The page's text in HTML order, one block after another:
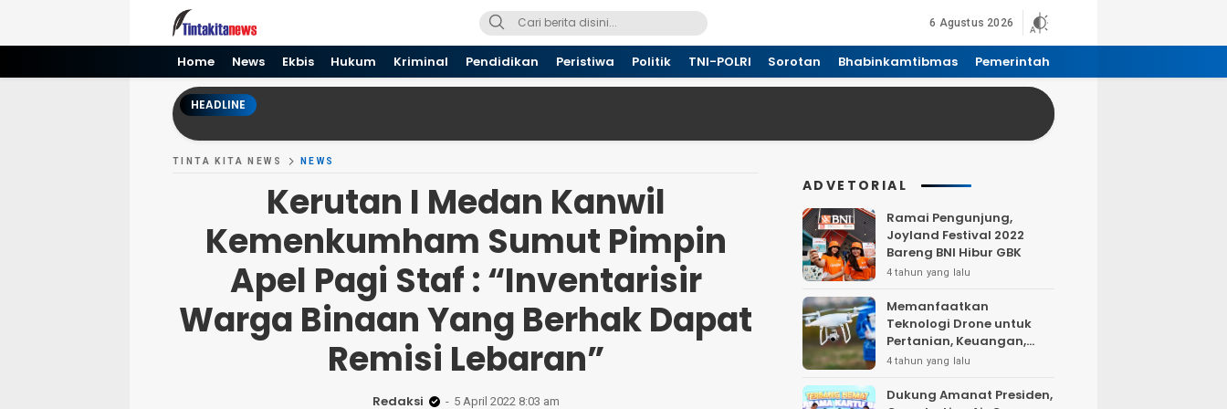
Tinta kita News
Informasi Terkini
6 Agustus 2026
Home News Ekbis Hukum Kriminal Pendidikan Peristiwa Politik TNI-POLRI Sorotan Bhabinkamtibmas Pemerintah
HEADLINE
TINTA KITA NEWS NEWS
Kerutan I Medan Kanwil
Kemenkumham Sumut Pimpin
Apel Pagi Staf : “Inventarisir
Warga Binaan Yang Berhak Dapat
Remisi Lebaran”
Redaksi 5 April 2022 8:03 am
ADVETORIAL
Ramai Pengunjung,
Joyland Festival 2022
Bareng BNI Hibur GBK
4 tahun yang lalu
Memanfaatkan
Teknologi Drone untuk
Pertanian, Keuangan,
Pertambangan, Real
Telekomunikasi.
4 tahun yang lalu
Dukung Amanat Presiden,